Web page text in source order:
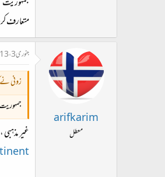
جمہوریت
متعارف
arifkarim
معطل
جنوری 3، 2013
زونی
غیر